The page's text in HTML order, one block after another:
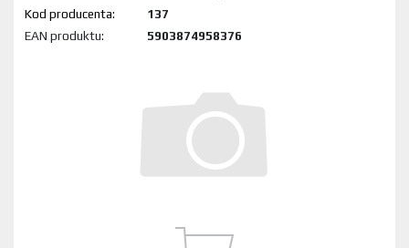
Kod produktu:
137
EAN produktu:
5903874958376